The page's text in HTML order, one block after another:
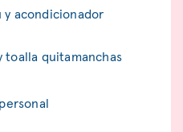
y acondicionador
toalla quitamanchas